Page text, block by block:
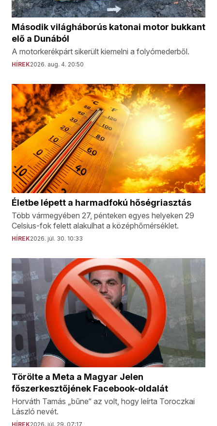
Második világháborús katonai motor bukkant
elő a Dunából
A motorkerékpárt sikerült kiemelni a folyómederből.
HÍREK2026. aug. 4. 20:50
Életbe lépett a harmadfokú hőségriasztás
Több vármegyében 27, pénteken egyes helyeken 29
Celsius-fok felett alakulhat a középhőmérséklet.
HÍREK2026. júl. 30. 10:33
Törölte a Meta a Magyar Jelen
főszerkesztőjének Facebook-oldalát
Horváth Tamás „bűne“ az volt, hogy leírta Toroczkai
László nevét.
HÍREK2026. júl. 29. 07:17